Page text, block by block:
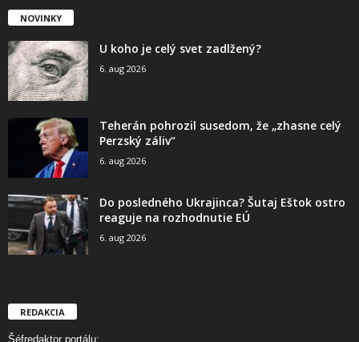
NOVINKY
U koho je celý svet zadlžený?
6. aug 2026
Teherán pohrozil susedom, že „zhasne celý
Perzský záliv“
6. aug 2026
Do posledného Ukrajinca? Šutaj Eštok ostro
reaguje na rozhodnutie EÚ
6. aug 2026
REDAKCIA
Šéfredaktor portálu: